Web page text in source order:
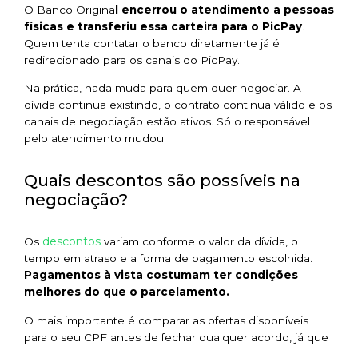
O Banco Origina l encerrou o atendimento a pessoas
físicas e transferiu essa carteira para o PicPay
Quem tenta contatar o banco diretamente já é
redirecionado para os canais do PicPay.
Na prática, nada muda para quem quer negociar. A
dívida continua existindo, o contrato continua válido e os
canais de negociação estão ativos. Só o responsável
pelo atendimento mudou.
Quais descontos são possíveis na
negociação?
Os descontos variam conforme o valor da dívida, o
tempo em atraso e a forma de pagamento escolhida.
Pagamentos à vista costumam ter condições
melhores do que o parcelamento.
O mais importante é comparar as ofertas disponíveis
para o seu CPF antes de fechar qualquer acordo, já que